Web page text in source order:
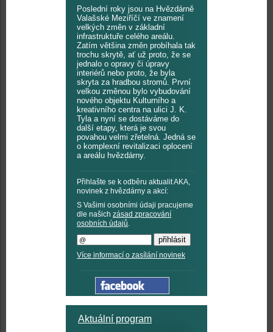
Poslední roky jsou na Hvězdárně
Valašské Meziříčí ve znamení
velkých změn v základní
infrastruktuře celého areálu.
Zatím většina změn probíhala tak
trochu skrytě, ať už proto, že se
jednalo o opravy či úpravy
interiérů nebo proto, že byla
skryta za hradbou stromů. První
velkou změnou bylo vybudování
nového objektu Kulturního a
kreativního centra na ulici J. K.
Tyla a nyní se dostáváme do
další etapy, která je svou
povahou velmi zřetelná. Jedná se
o komplexní revitalizaci oplocení
a areálu hvězdárny.
Přihlašte se k odběru aktualit AKA,
novinek z hvězdárny a akcí:
S Vašimi osobními údaji pracujeme
dle našich zásad zpracování
osobních údajů
Více informací o zasílání novinek
Aktuální program